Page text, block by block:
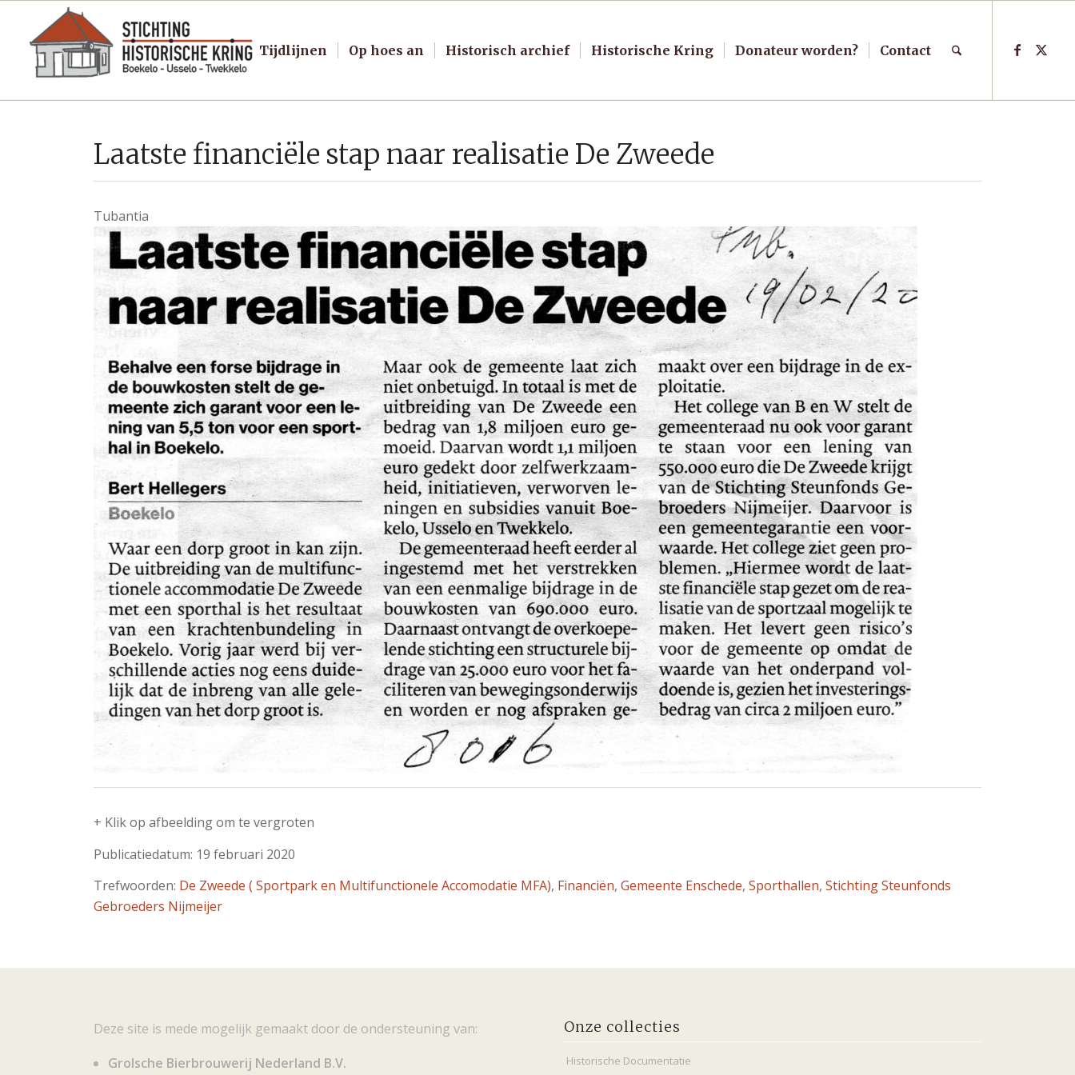
Tijdlijnen Op hoes an Historisch archief Historische Kring Donateur worden? Contact
Laatste financiële stap naar realisatie De Zweede
Tubantia
+ Klik op afbeelding om te vergroten
Publicatiedatum: 19 februari 2020
Trefwoorden: De Zweede ( Sportpark en Multifunctionele Accomodatie MFA), Financiën,Gemeente Enschede,Sporthallen,Stichting Steunfonds
Gebroeders Nijmeijer
Deze site is mede mogelijk gemaakt door de ondersteuning van:
Grolsche Bierbrouwerij Nederland B.V.
Onze collecties
Historische Documentatie